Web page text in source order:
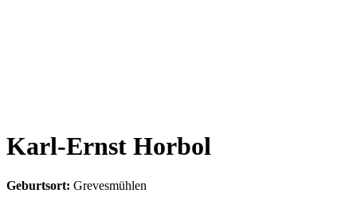
Karl-Ernst Horbol
Geburtsort: Grevesmühlen